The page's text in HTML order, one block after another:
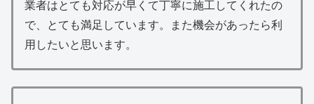
業者はとても対応が早くて丁寧に施工してくれたの
で、とても満足しています。また機会があったら利
用したいと思います。